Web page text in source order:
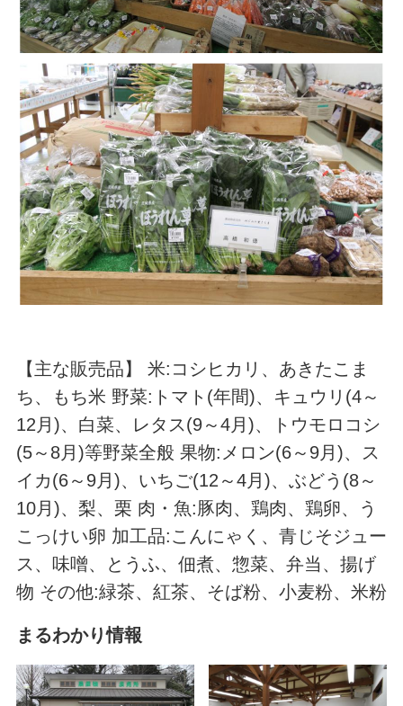
【主な販売品】 米:コシヒカリ、あきたこま
ち、もち米 野菜:トマト(年間)、キュウリ(4～
12月)、白菜、レタス(9～4月)、トウモロコシ
(5～8月)等野菜全般 果物:メロン(6～9月)、ス
イカ(6～9月)、いちご(12～4月)、ぶどう(8～
10月)、梨、栗 肉・魚:豚肉、鶏肉、鶏卵、う
こっけい卵 加工品:こんにゃく、青じそジュー
ス、味噌、とうふ、佃煮、惣菜、弁当、揚げ
物 その他:緑茶、紅茶、そば粉、小麦粉、米粉
まるわかり情報